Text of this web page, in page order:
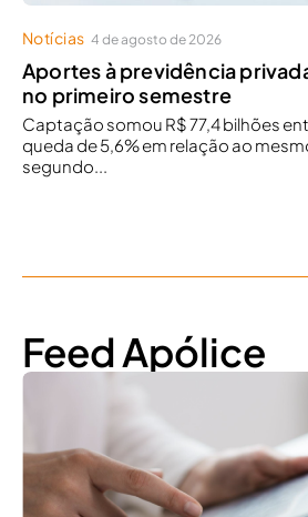
Notícias 4 de agosto de 2026
Aportes à previdência
no primeiro semestre
Captação somou R$ 77,4 bilhões
queda de 5,6% em relação ao
segundo...
Feed Apólice